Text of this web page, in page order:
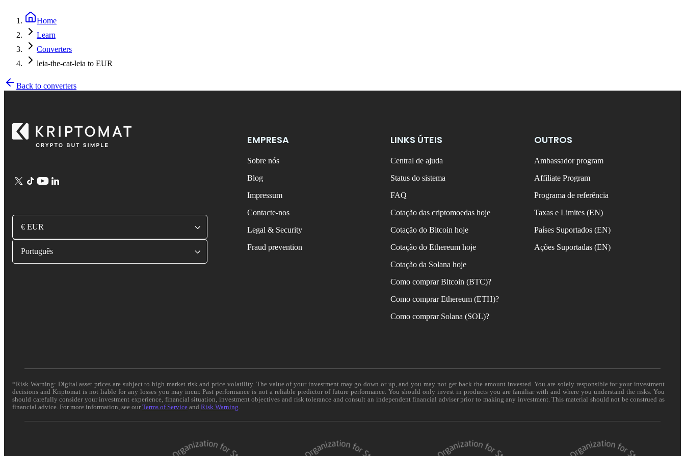
Home
Learn
Converters
leia-the-cat-leia to EUR
Back to converters
€ EUR
Português
EMPRESA
Sobre nós
Blog
Impressum
Contacte-nos
Legal & Security
Fraud prevention
LINKS ÚTEIS
Central de ajuda
Status do sistema
FAQ
Cotação das criptomoedas hoje
Cotação do Bitcoin hoje
Cotação do Ethereum hoje
Cotação da Solana hoje
Como comprar Bitcoin (BTC)?
Como comprar Ethereum (ETH)?
Como comprar Solana (SOL)?
OUTROS
Ambassador program
Affiliate Program
Programa de referência
Taxas e Limites (EN)
Países Suportados (EN)
Ações Suportadas (EN)
*Risk Warning: Digital asset prices are subject to high market risk and price volatility. The value of your investment may go down or up, and you may not get back the amount invested. You are solely responsible for your investment
decisions and Kriptomat is not liable for any losses you may incur. Past performance is not a reliable predictor of future performance. You should only invest in products you are familiar with and where you understand the risks. You
should carefully consider your investment experience, financial situation, investment objectives and risk tolerance and consult an independent financial adviser prior to making any investment. This material should not be construed as
financial advice. For more information, see ourTerms of Service and Risk Warning